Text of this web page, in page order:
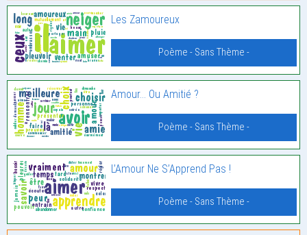
Les Zamoureux
Poème - Sans Thème -
Amour… Ou Amitié ?
Poème - Sans Thème -
L’Amour Ne S’Apprend Pas !
Poème - Sans Thème -